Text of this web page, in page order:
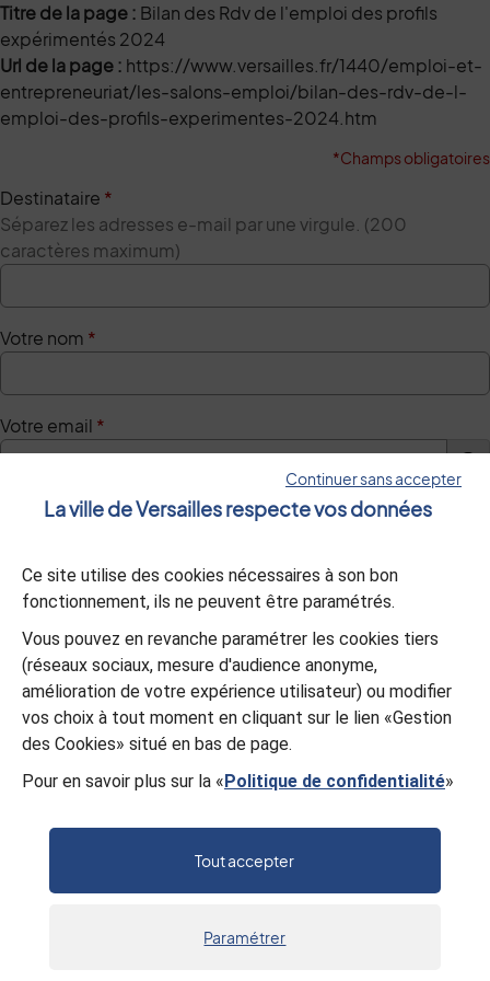
Titre de la page : Bilan des Rdv de l'emploi des profils
expérimentés 2024
Url de la page : https://www.versailles.fr/1440/emploi-et-
entrepreneuriat/les-salons-emploi/bilan-des-rdv-de-l-
emploi-des-profils-experimentes-2024.htm
*Champs obligatoires
Destinataire *
Séparez les adresses e-mail par une virgule. (200
caractères maximum)
Votre nom *
Votre email *
Votre message*
Validation*
À des fins de sécurité, veuillez sélectionner les
3 premiers
caractèresde la série.
9 E N 2 Y
Continuer sans accepter
La ville de Versailles respecte vos données
Ce site utilise des cookies nécessaires à son bon
fonctionnement, ils ne peuvent être paramétrés.
Vous pouvez en revanche paramétrer les cookies tiers
(réseaux sociaux, mesure d'audience anonyme,
amélioration de votre expérience utilisateur) ou modifier
vos choix à tout moment en cliquant sur le lien «Gestion
des Cookies» situé en bas de page.
Pour en savoir plus sur la «Politique de confidentialité»
Tout accepter
Paramétrer